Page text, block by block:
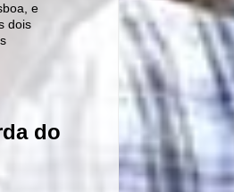
e
dois
do